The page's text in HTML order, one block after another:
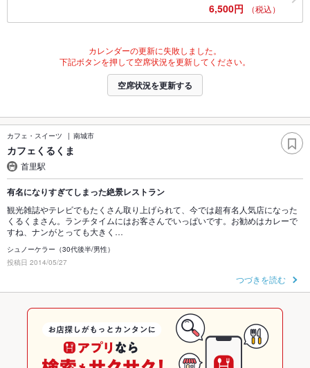
6,500円 （税込）
カレンダーの更新に失敗しました。
下記ボタンを押して空席状況を更新してください。
空席状況を更新する
カフェ・スイーツ 南城市
カフェくるくま
首里駅
有名になりすぎてしまった絶景レストラン
観光雑誌やテレビでもたくさん取り上げられて、今では超有名人気店になった
くるくまさん。ランチタイムにはお客さんでいっぱいです。お勧めはカレーで
すね、ナンがとっても大きく…
シュノーケラー（30代後半/男性）
投稿日 2014/05/27
つづきを読む